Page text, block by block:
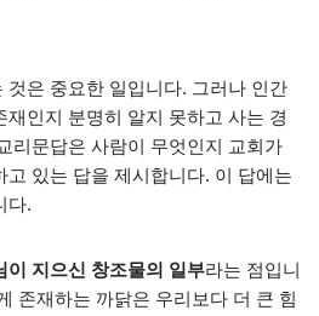
것은 중요한 일입니다. 그러나 인간
재인지 분명히 알지 못하고 사는 경
리문답은 사람이 무엇인지 교회가
고 있는 답을 제시합니다. 이 답에는
다.
이 지으신 창조물의 일부라는 점입니
존재하는 까닭은 우리보다 더 큰 힘